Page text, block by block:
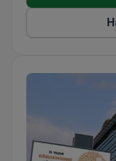
підтримки